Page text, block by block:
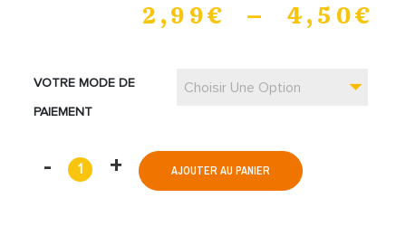
2,99€ – 4,50€
VOTRE MODE DE
PAIEMENT
Choisir Une Option
AJOUTER AU PANIER